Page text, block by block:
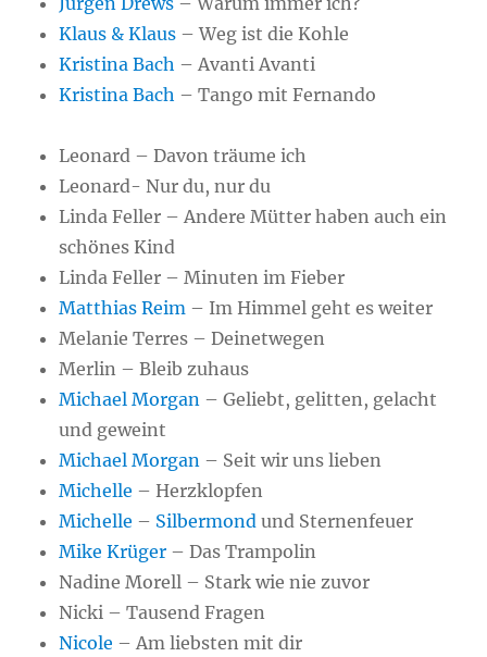
Klaus & Klaus – Weg ist die Kohle
Kristina Bach – Avanti Avanti
Kristina Bach – Tango mit Fernando
Leonard – Davon träume ich
Leonard- Nur du, nur du
Linda Feller – Andere Mütter haben auch ein
schönes Kind
Linda Feller – Minuten im Fieber
Matthias Reim – Im Himmel geht es weiter
Melanie Terres – Deinetwegen
Merlin – Bleib zuhaus
Michael Morgan – Geliebt, gelitten, gelacht
und geweint
Michael Morgan – Seit wir uns lieben
Michelle – Herzklopfen
Michelle – Silbermond und Sternenfeuer
Mike Krüger – Das Trampolin
Nadine Morell – Stark wie nie zuvor
Nicki – Tausend Fragen
Nicole – Am liebsten mit dir